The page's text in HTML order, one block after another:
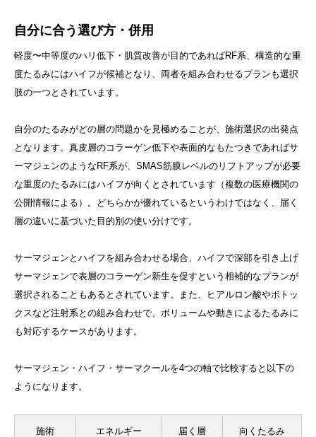
自分に合う選び方・併用
軽度〜中等度のハリ低下・肌質改善が目的であればRF系、構造的な重
度たるみにはハイフが候補となり、両者を組み合わせるプランも選択
肢の一つとされています。
自分のたるみがどの層の問題かを見極めることが、施術選択の出発点
となります。真皮層のコラーゲン低下や表面的なもたつきであればサ
ーマジェンのようなRF系が、SMAS筋膜レベルのリフトアップが必要
な重度のたるみにはハイフが向くとされています（複数の医療機関の
公開情報による）。どちらかが優れているというわけではなく、届く
層の違いに基づいた目的別の使い分けです。
サーマジェンとハイフを組み合わせる場合、ハイフで深部を引き上げ
サーマジェンで表層のコラーゲン新生を促すという相補的なプランが
選択されることもあるとされています。また、ヒアルロン酸やボトッ
クスなど注射系との組み合わせで、ボリュームや動きによるたるみに
も対応するケースがあります。
サーマジェン・ハイフ・サーマクールを4つの軸で比較すると以下の
ようになります。
施術 エネルギー 届く層 向くたるみ